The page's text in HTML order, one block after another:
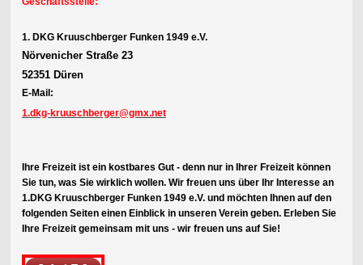
1. DKG Kruuschberger Funken 1949 e.V.
Nörvenicher Straße 23
52351 Düren
E-Mail:
1.dkg-kruuschberger@gmx.net
Ihre Freizeit ist ein kostbares Gut - denn nur in Ihrer Freizeit können
Sie tun, was Sie wirklich wollen. Wir freuen uns über Ihr Interesse an
1.DKG Kruuschberger Funken 1949 e.V. und möchten Ihnen auf den
folgenden Seiten einen Einblick in unseren Verein geben. Erleben Sie
Ihre Freizeit gemeinsam mit uns - wir freuen uns auf Sie!